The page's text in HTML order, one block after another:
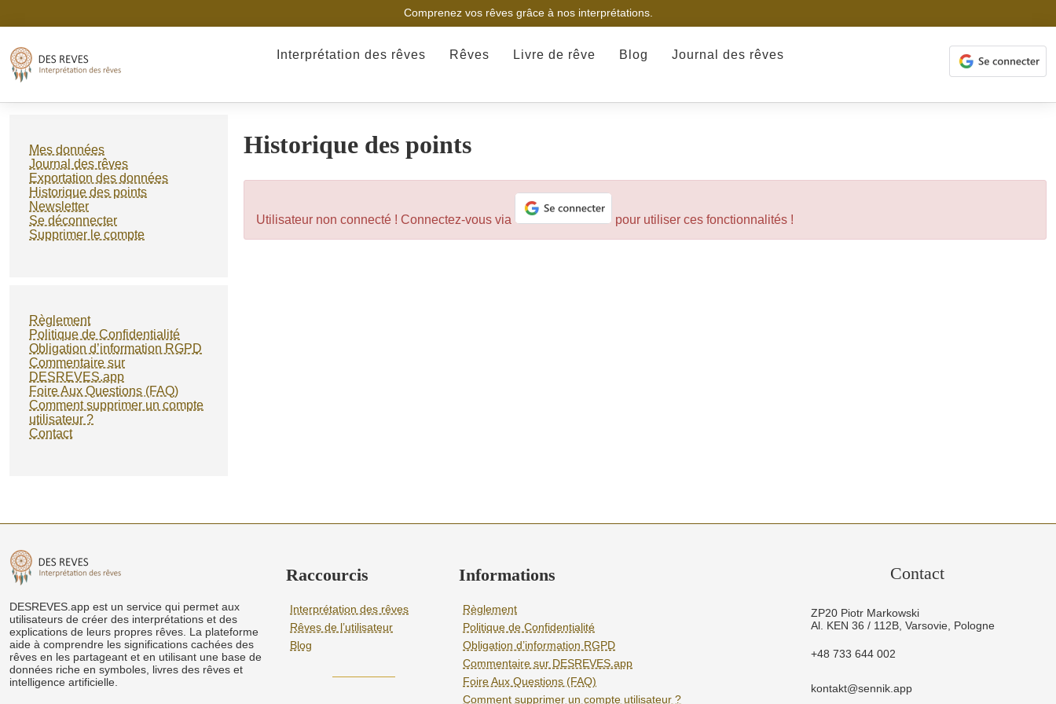
Comprenez vos rêves grâce à nos interprétations.
Interprétation des rêves Rêves Livre de rêve Blog Journal des rêves
Mes données
Journal des rêves
Exportation des données
Historique des points
Newsletter
Se déconnecter
Supprimer le compte
Règlement
Politique de Confidentialité
Obligation d’information RGPD
Commentaire sur
DESREVES.app
Foire Aux Questions (FAQ)
Comment supprimer un compte
utilisateur ?
Contact
Historique des points
Utilisateur non connecté ! Connectez-vous via pour utiliser ces fonctionnalités !
DESREVES.app est un service qui permet aux
utilisateurs de créer des interprétations et des
explications de leurs propres rêves. La plateforme
aide à comprendre les significations cachées des
rêves en les partageant et en utilisant une base de
données riche en symboles, livres des rêves et
intelligence artificielle.
Raccourcis
Interprétation des rêves
Rêves de l’utilisateur
Blog
Informations
Règlement
Politique de Confidentialité
Obligation d’information RGPD
Commentaire sur DESREVES.app
Foire Aux Questions (FAQ)
Comment supprimer un compte utilisateur ?
Contact
ZP20 Piotr Markowski
Al. KEN 36 / 112B, Varsovie, Pologne
+48 733 644 002
kontakt@sennik.app